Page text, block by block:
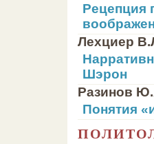
Рецепция
Лехциер
Шэрон
Разинов
Понятия